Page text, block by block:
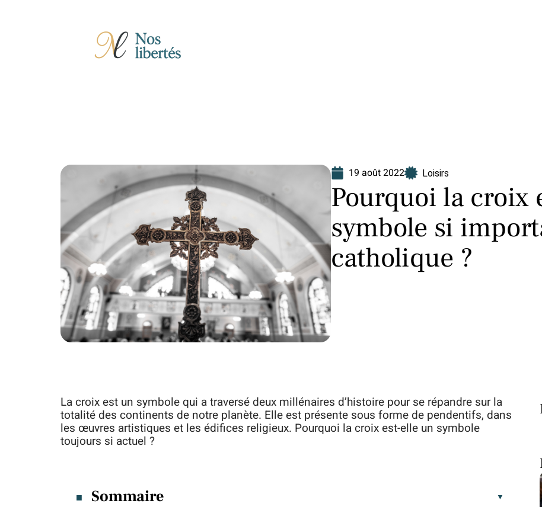
19 août 2022 Loisirs
Pourquoi la croix
symbole si
catholique ?
La croix est un symbole qui a traversé deux millénaires d’histoire pour se répandre sur la
totalité des continents de notre planète. Elle est présente sous forme de pendentifs, dans
les œuvres artistiques et les édifices religieux. Pourquoi la croix est-elle un symbole
toujours si actuel ?
Sommaire